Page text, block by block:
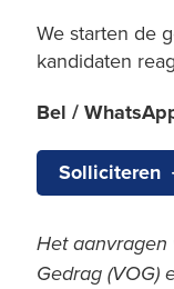
We starten de
kandidaten
Bel /
Solliciteren
Het
Gedrag (VOG)